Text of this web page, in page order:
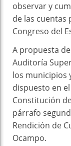
observar y
de las cuentas
Congreso del
A propuesta
Auditoría
los municipios
dispuesto en
Constitución
párrafo
Rendición de
Ocampo.